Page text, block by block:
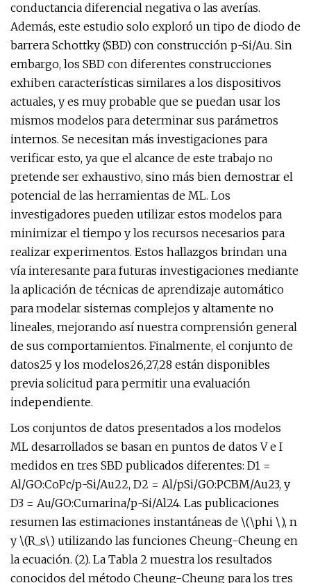
conductancia diferencial negativa o las averías.
Además, este estudio solo exploró un tipo de diodo de
barrera Schottky (SBD) con construcción p-Si/Au. Sin
embargo, los SBD con diferentes construcciones
exhiben características similares a los dispositivos
actuales, y es muy probable que se puedan usar los
mismos modelos para determinar sus parámetros
internos. Se necesitan más investigaciones para
verificar esto, ya que el alcance de este trabajo no
pretende ser exhaustivo, sino más bien demostrar el
potencial de las herramientas de ML. Los
investigadores pueden utilizar estos modelos para
minimizar el tiempo y los recursos necesarios para
realizar experimentos. Estos hallazgos brindan una
vía interesante para futuras investigaciones mediante
la aplicación de técnicas de aprendizaje automático
para modelar sistemas complejos y altamente no
lineales, mejorando así nuestra comprensión general
de sus comportamientos. Finalmente, el conjunto de
datos25 y los modelos26,27,28 están disponibles
previa solicitud para permitir una evaluación
independiente.
Los conjuntos de datos presentados a los modelos
ML desarrollados se basan en puntos de datos V e I
medidos en tres SBD publicados diferentes: D1 =
Al/GO:CoPc/p-Si/Au22, D2 = Al/pSi/GO:PCBM/Au23, y
D3 = Au/GO:Cumarina/p-Si/Al24. Las publicaciones
resumen las estimaciones instantáneas de \(\phi \), n
y \(R_s\) utilizando las funciones Cheung-Cheung en
la ecuación. (2). La Tabla 2 muestra los resultados
conocidos del método Cheung-Cheung para los tres